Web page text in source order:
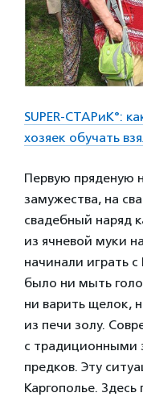
SUPER-СТАРиК°:
хозяек обучать
Первую пряденую
замужества, на
свадебный наряд
из ячневой муки
начинали играть
было ни мыть
ни варить щелок,
из печи золу.
с традиционными
предков. Эту
Каргополье.